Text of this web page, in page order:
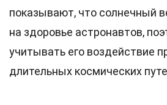
показывают, что солнечный
на здоровье астронавтов,
учитывать его воздействие
длительных космических